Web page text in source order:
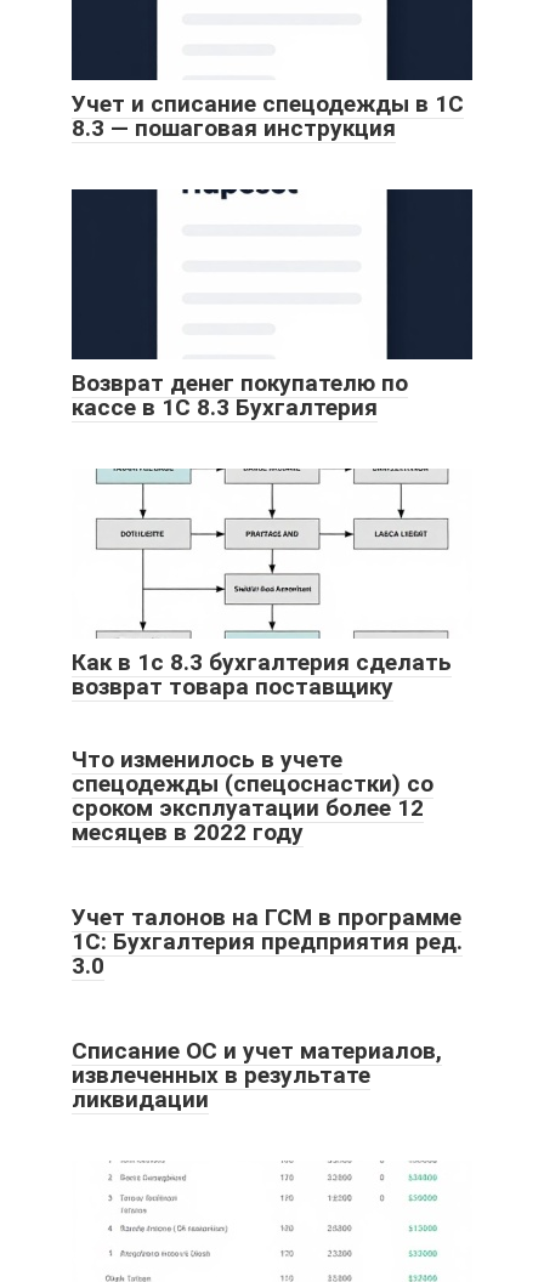
Учет и списание спецодежды в 1С
8.3 — пошаговая инструкция
Возврат денег покупателю по
кассе в 1С 8.3 Бухгалтерия
Как в 1с 8.3 бухгалтерия сделать
возврат товара поставщику
Что изменилось в учете
спецодежды (спецоснастки) со
сроком эксплуатации более 12
месяцев в 2022 году
Учет талонов на ГСМ в программе
1С: Бухгалтерия предприятия ред.
3.0
Списание ОС и учет материалов,
извлеченных в результате
ликвидации